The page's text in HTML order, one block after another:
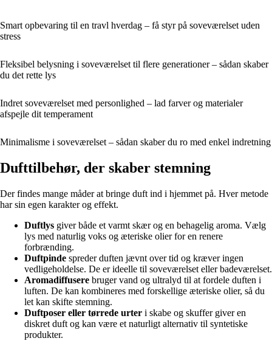
Smart opbevaring til en travl hverdag – få styr på soveværelset uden
stress
Fleksibel belysning i soveværelset til flere generationer – sådan skaber
du det rette lys
Indret soveværelset med personlighed – lad farver og materialer
afspejle dit temperament
Minimalisme i soveværelset – sådan skaber du ro med enkel indretning
Dufttilbehør, der skaber stemning
Der findes mange måder at bringe duft ind i hjemmet på. Hver metode
har sin egen karakter og effekt.
Duftlys giver både et varmt skær og en behagelig aroma. Vælg
lys med naturlig voks og æteriske olier for en renere
forbrænding.
Duftpinde spreder duften jævnt over tid og kræver ingen
vedligeholdelse. De er ideelle til soveværelset eller badeværelset.
Aromadiffusere bruger vand og ultralyd til at fordele duften i
luften. De kan kombineres med forskellige æteriske olier, så du
let kan skifte stemning.
Duftposer eller tørrede urter i skabe og skuffer giver en
diskret duft og kan være et naturligt alternativ til syntetiske
produkter.